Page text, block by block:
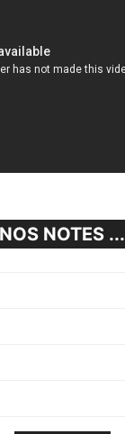
NOS NOTES ...